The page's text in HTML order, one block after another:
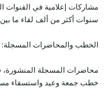
مشاركات إعلامية في القنوات
سنوات أكثر من ألف لقاء ما
الخطب والمحاضرات المسجلة:
محاضرات المسجلة المنشورة،
خطب جمعة وعيد واستسقاء